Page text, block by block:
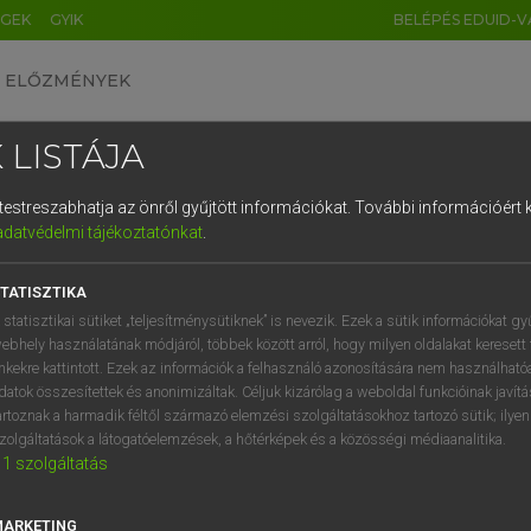
GYIK BELÉPÉS EDUID-
ELŐZMÉNYEK
egyetemes nagyszótár
VAN ELŐFIZETÉSED?
megtekintéséhez.
LISTÁJA
az önről gyűjtött információkat. További információért
tájékoztatónkat.
statisztikai sütiket „teljesítménysütiknek” is nevezik. Ezek a sütik információkat
használatának módjáról, többek között arról, hogy milyen oldalakat keresett
kattintott. Ezek az információk a felhasználó azonosítására nem
összesítettek és anonimizáltak. Céljuk kizárólag a weboldal funkcióinak
a harmadik féltől származó elemzési szolgáltatásokhoz tartozó sütik;
a látogatóelemzések, a hőtérképek és a közösségi médiaanalitika.
1 szolgáltatás
DE CN FR ES IT NL
1 2 3 4 5 6 7 8 9
q w e r t z u i
a s d f g h j k l é
í y x c v b n m , .